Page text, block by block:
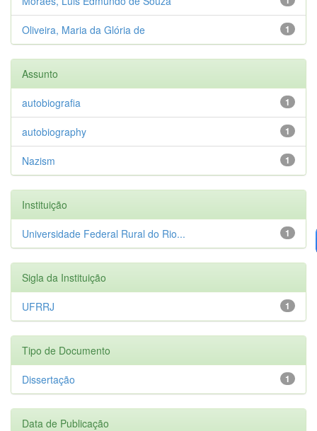
1
Oliveira, Maria da Glória de
Assunto
1
autobiografia
1
autobiography
1
Nazism
Instituição
1
Universidade Federal Rural do Rio...
Sigla da Instituição
1
UFRRJ
Tipo de Documento
1
Dissertação
Data de Publicação